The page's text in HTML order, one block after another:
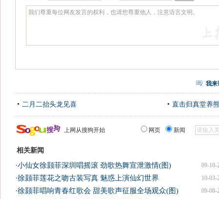
我来
二月二抬头龙见喜 直击归真堂养
上网从搜狗开始 网页 新闻
相关新闻
09-10-
·小仙女徐颢菲深圳唱摇滚 劲歌热舞宣泄激情(图)
10-03-
·徐颢菲莲花之吻古装写真 魅惑上演仙幻世界
09-08-
·徐颢菲唱响青春红歌会 甜美歌声征服全场观众(图)